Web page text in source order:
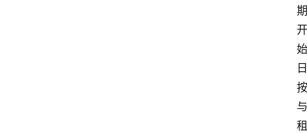
期
开
始
日
按
与
租